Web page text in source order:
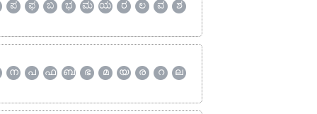
ಪ ಫ ಬ ಭ ಮ ಯ ರ ಲ ವ
ಶ
ന പ ഫ ബ ഭ മ യ ര റ
ല